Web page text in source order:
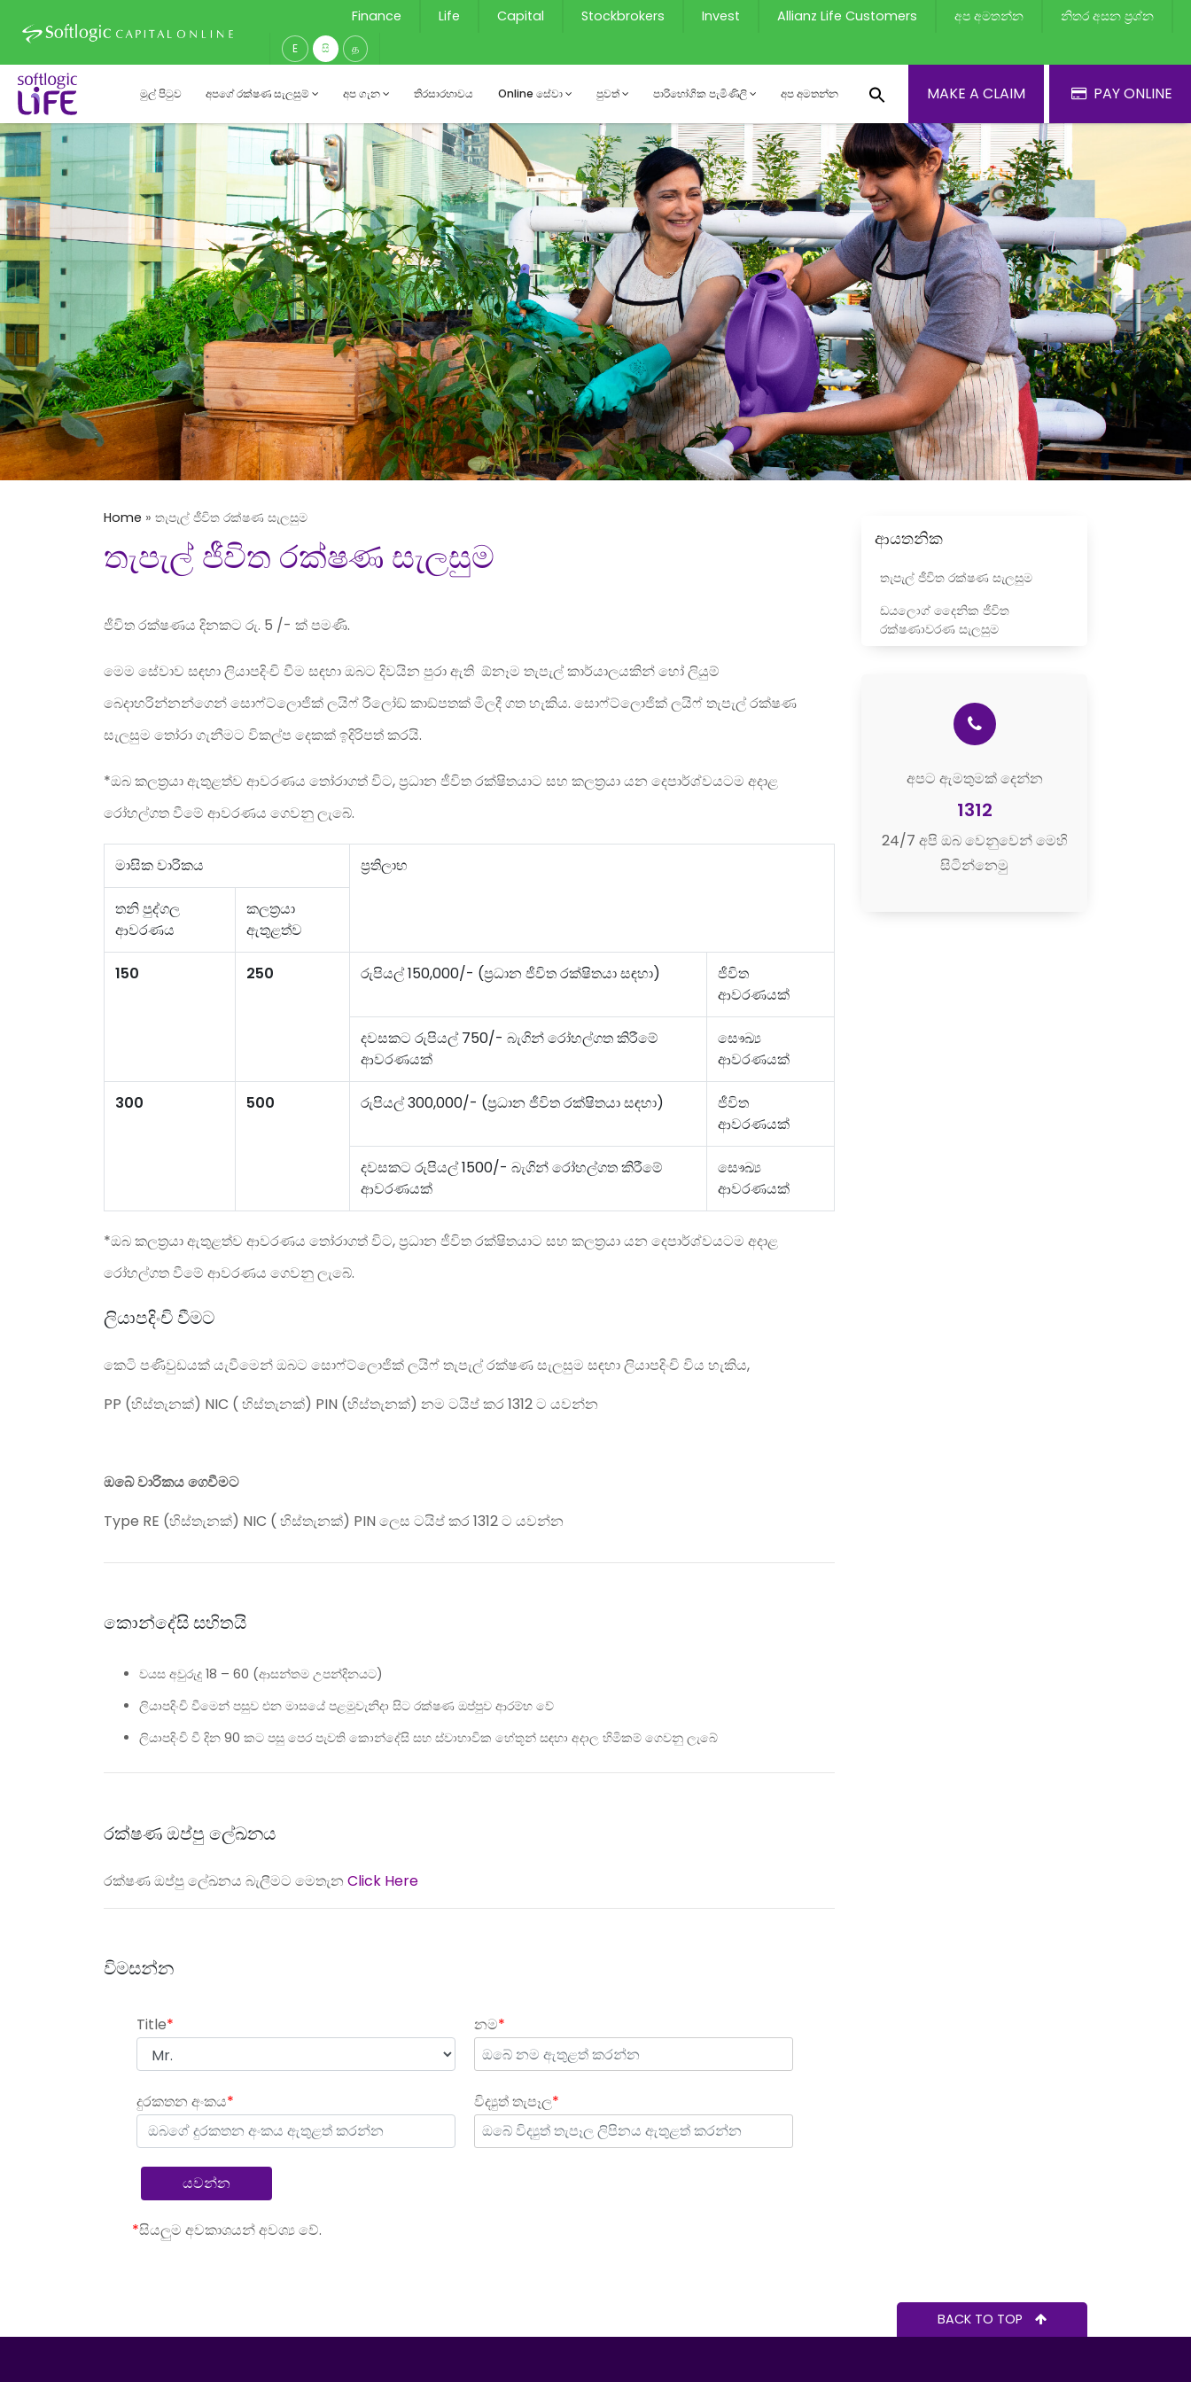
Finance Life Capital Stockbrokers Invest Allianz Life Customers අප අමතන්න නිතර අසන ප්‍රශ්න
E සි த
මුල් පිටුව අපගේ රක්ෂණ සැලසුම් අප ගැන තිරසාරභාවය Online සේවා පුවත් පාරිභෝගික පැමිණිලි අප අමතන්න MAKE A CLAIM PAY ONLINE
Home » තැපැල් ජීවිත රක්ෂණ සැලසුම
තැපැල් ජීවිත රක්ෂණ සැලසුම
ජීවිත රක්ෂණය දිනකට රු. 5 /- ක් පමණි.
මෙම සේවාව සඳහා ලියාපදිංචි වීම සඳහා ඔබට දිවයින පුරා ඇති ඕනෑම තැපැල් කාර්යාලයකින් හෝ ලියුම්
බෙදාහරින්නන්ගෙන් සොෆ්ට්ලොජික් ලයිෆ් රීලෝඞ් කාඞ්පතක් මිලදී ගත හැකිය. සොෆ්ට්ලොජික් ලයිෆ් තැපැල් රක්ෂණ
සැලසුම තෝරා ගැනීමට විකල්ප දෙකක් ඉදිරිපත් කරයි.
*ඔබ කලත‍්‍රයා ඇතුළත්ව ආවරණය තෝරාගත් විට,ප‍්‍රධාන ජීවිත රක්ෂිතයාට සහ කලත‍්‍රයා යන දෙපාර්ශ්වයටම අදාළ
රෝහල්ගත වීමේ ආවරණය ගෙවනු ලැබේ.
මාසික වාරිකය ප‍්‍රතිලාභ
තනි පුද්ගල
ආවරණය
කලත‍්‍රයා
ඇතුළත්ව
150 250 රුපියල්150,000/- (ප‍්‍රධාන ජීවිත රක්ෂිතයා සඳහා)
ජීවිත
ආවරණයක්
දවසකට රුපියල්750/- බැගින් රෝහල්ගත කිරීමේ
ආවරණයක්
සෞඛ්‍ය
ආවරණයක්
300 500 රුපියල්300,000/- (ප‍්‍රධාන ජීවිත රක්ෂිතයා සඳහා)
ජීවිත
ආවරණයක්
දවසකට රුපියල්1500/- බැගින් රෝහල්ගත කිරීමේ
ආවරණයක්
සෞඛ්‍ය
ආවරණයක්
*ඔබ කලත‍්‍රයා ඇතුළත්ව ආවරණය තෝරාගත් විට,ප‍්‍රධාන ජීවිත රක්ෂිතයාට සහ කලත‍්‍රයා යන දෙපාර්ශ්වයටම අදාළ
රෝහල්ගත වීමේ ආවරණය ගෙවනු ලැබේ.
ලියාපදිංචි වීමට
කෙටි පණිවුඩයක් යැවීමෙන් ඔබට සොෆ්ට්ලොජික් ලයිෆ් තැපැල් රක්ෂණ සැලසුම සඳහා ලියාපදිංචි විය හැකිය,
PP (හිස්තැනක්) NIC ( හිස්තැනක්) PIN (හිස්තැනක්) නම ටයිප් කර1312ට යවන්න
ඔබේ වාරිකය ගෙවීමට
Type RE (හිස්තැනක්) NIC ( හිස්තැනක්) PIN ලෙස ටයිප් කර1312ට යවන්න
කොන්දේසි සහිතයි
වයස අවුරුදු 18 – 60 (ආසන්තම උපන්දිනයට)
ලියාපදිංචි වීමෙන් පසුව එන මාසයේ පළමුවැනිදා සිට රක්ෂණ ඔප්පුව ආරම්භ වේ
ලියාපදිංචි වී දින 90 කට පසු පෙර පැවති කොන්දේසි සහ ස්වාභාවික හේතූන් සඳහා අදාල හිමිකම් ගෙවනු ලැබේ
රක්ෂණ ඔප්පු ලේඛනය
රක්ෂණ ඔප්පු ලේඛනය බැලීමට මෙතැන Click Here
විමසන්න
Title* නම*
දුරකතන අංකය* විද්‍යුත් තැපෑල*
*සියලුම අවකාශයන් අවශ්‍ය වේ.
ආයතනික
තැපැල් ජීවිත රක්ෂණ සැලසුම
ඩයලොග් දෛනික ජීවිත
රක්ෂණාවරණ සැලසුම
අපට ඇමතුමක් දෙන්න
1312
24/7 අපි ඔබ වෙනුවෙන් මෙහි
සිටින්නෙමු
BACK TO TOP